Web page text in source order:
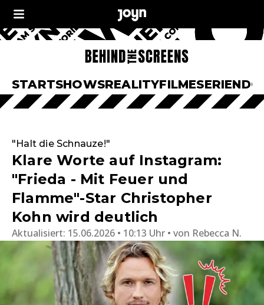
STARTSHOWSREALITYFILMESERIEN
"Halt die Schnauze!"
Klare Worte auf Instagram:
"Frieda - Mit Feuer und
Flamme"-Star Christopher
Kohn wird deutlich
Aktualisiert: 15.06.2026 • 10:13 Uhr von Rebecca N.